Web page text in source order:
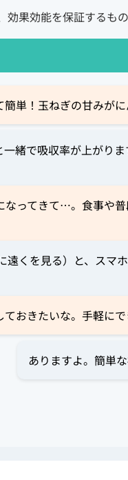
果効能を保証するもの
単！玉ねぎの甘みが
緒で吸収率が上がり
ってきて…。食事や
遠くを見る）と、スマ
おきたいな。手軽に
ありますよ。簡単